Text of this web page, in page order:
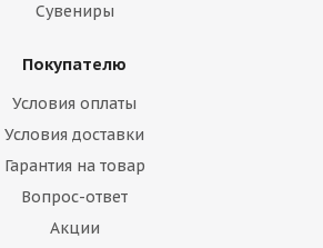
Сувениры
Покупателю
Условия оплаты
Условия доставки
Гарантия на товар
Вопрос-ответ
Акции